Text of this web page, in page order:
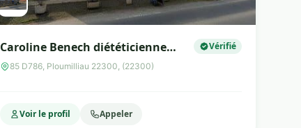
Caroline Benech diététicienne
nutritionniste
Vérifié
85 D786, Ploumilliau 22300, (22300)
Voir le profil Appeler